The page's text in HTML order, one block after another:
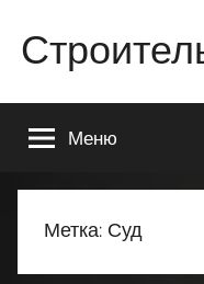
содержимому
строительстве
ремонте
Вашего
или
Меню
Метка: Суд